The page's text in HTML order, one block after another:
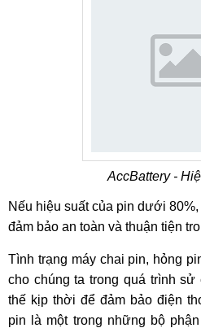
AccBattery -
Nếu hiệu suất của pin dưới
đảm bảo an toàn và thuận tiện
Tình trạng máy chai pin, hỏng
cho chúng ta trong quá trình sử
thế kịp thời để đảm bảo điện
pin là một trong những bộ